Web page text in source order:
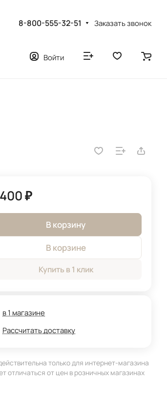
8-800-555-32-51 Заказать звонок
Войти
₽
В корзину
В корзине
Купить в 1 клик
в 1 магазине
Рассчитать доставку
только для интернет-магазина
отличаться от цен в розничных магазинах